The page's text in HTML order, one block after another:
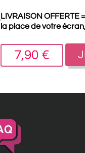
LIVRAISON OFFERTE
la place de votre
7,90 €